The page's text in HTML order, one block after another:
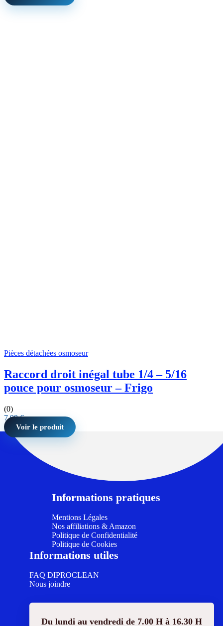
Pièces détachées osmoseur
Raccord droit inégal tube 1/4 – 5/16
pouce pour osmoseur – Frigo
(0)
7,99€
Voir le produit
Informations pratiques
Mentions Légales
Nos affiliations & Amazon
Politique de Confidentialité
Politique de Cookies
Informations utiles
FAQ DIPROCLEAN
Nous joindre
Du lundi au vendredi de 7.00 H à 16.30 H